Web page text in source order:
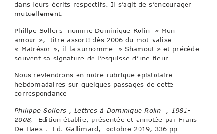
dans leurs écrits respectifs. Il s’agit de s’encourager
mutuellement.
Phillpe Sollers nomme Dominique Rolin » Mon
amour », titre assort! dès 2006 du mot-valise
« Matrésor », il la surnomme » Shamout » et précède
souvent sa signature de l’esquisse d’une fleur
Nous reviendrons en notre rubrique épistolaire
hebdomadaires sur quelques passages de cette
correspondance
Philippe Sollers , Lettres à Dominique Rolin , 1981-
2008,
Edition établie, présentée et annotée par Frans
De Haes , Ed. Gallimard, octobre 2019, 336 pp